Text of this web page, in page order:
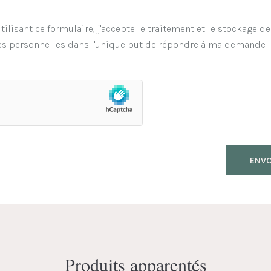
ce formulaire, j'accepte le traitement et le stockage
personnelles dans l'unique but de répondre à ma demande.
Produits apparentés